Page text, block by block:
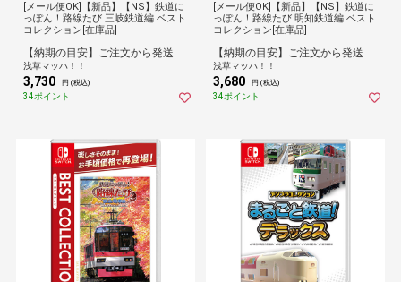
[メール便OK]【新品】【NS】鉄道に
っぽん！路線たび 三岐鉄道編 ベスト
コレクション[在庫品]
【納期の目安】ご注文から発送まで[1営業日※在庫品]お時間がかかります。
浅草マッハ！！
3,730 円 (税込)
34ポイント
[メール便OK]【新品】【NS】鉄道に
っぽん！路線たび 明知鉄道編 ベスト
コレクション[在庫品]
【納期の目安】ご注文から発送まで[1営業日※在庫品]お時間がかかります。
浅草マッハ！！
3,680 円 (税込)
34ポイント